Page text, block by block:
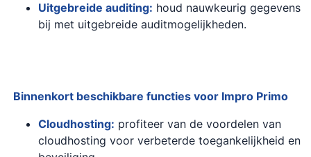
Uitgebreide auditing: houd nauwkeurig gegevens
bij met uitgebreide auditmogelijkheden.
Binnenkort beschikbare functies voor Impro Primo
Cloudhosting: profiteer van de voordelen van
cloudhosting voor verbeterde toegankelijkheid en